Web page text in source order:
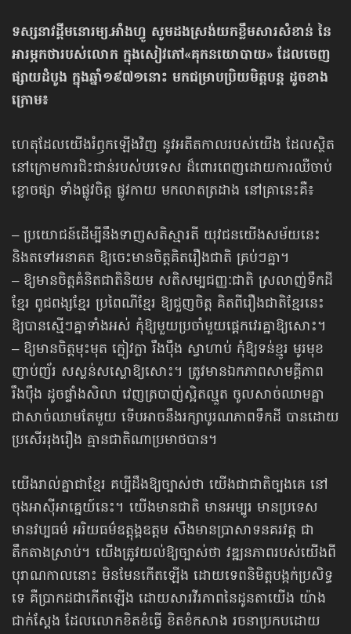
ទស្សនាវដ្ដីមនោរម្យ.អាំងហ្វូ សូមដងស្រង់យកខ្លឹមសារសំខាន់ នៃ
អារម្ភកថារបស់លោក ក្នុងសៀវភៅ«គុកនយោបាយ» ដែលចេញ
ផ្សាយដំបូង ក្នុងឆ្នាំ១៩៧១នោះ មកជម្រាបប្រិយមិត្តបន្ត ដូចខាង
ក្រោម៖
ហេតុដែលយើងរំឭកឡើងវិញ នូវអតីតកាលរបស់យើង ដែលស្ថិត
នៅក្រោមការជិះជាន់របស់បរទេស ដ៏ពោរពេញដោយការឈឺចាប់
ខ្លោចផ្សា ទាំងផ្លូវចិត្ត ផ្លូវកាយ មកលាតត្រដាង នៅគ្រានេះគឺ៖
– ប្រយោជន៍ដើម្បីនឹងទាញសតិស្មារតី យុវជនយើងសម័យនេះ
និងតទៅអនាគត ឱ្យចេះមានចិត្តគិតរឿងជាតិ គ្រប់ៗគ្នា។
– ឱ្យមានចិត្តគំនិតជាតិនិយម សតិសម្បជញ្ញៈជាតិ ស្រលាញ់ទឹកដី
ខ្មែរ ពូជពង្សខ្មែរ ប្រពៃណីខ្មែរ ឱ្យជួញចិត្ត គិតពីរឿងជាតិខ្មែរនេះ
ឱ្យបានស្មើៗគ្នាទាំងអស់ កុំឱ្យមួយប្រចាំមួយផ្តេកវេរគ្នាឱ្យសោះ។
– ឱ្យមានចិត្តមុះមុត ក្លៀវក្លា រឹងប៉ឹង ស្វាហាប់ កុំឱ្យទន់ខ្មូរ មូរមុខ
ញាប់ញ័រ សស្លន់សស្លោឱ្យសោះ។ ត្រូវមានឯកភាពសាមគ្គីភាព
រឹងប៉ឹង ដូចផ្ទាំងសិលា វេញត្របាញ់ស្អិតល្មួត ចូលសាច់ឈាមគ្នា
ជាសាច់ឈាមតែមួយ ទើបអាចនឹងរក្សាបូរណភាពទឹកដី បានដោយ
ប្រសើររុងរឿង គ្មានជាតិណាប្រមាថបាន។
យើងរាល់គ្នាជាខ្មែរ គប្បីដឹងឱ្យច្បាស់ថា យើងជាជាតិច្បងគេ នៅ
ចុងអាស៊ីអាគ្នេយ៍នេះ។ យើងមានជាតិ មានអម្បូរ មានប្រទេស
មានវប្បធម៌ អរិយធម៌ឧត្តុង្គឧត្តម សឹងមានប្រាសាទនគរវត្ត ជា
តឹកតាងស្រាប់។ យើងត្រូវយល់ឱ្យច្បាស់ថា វឌ្ឍនភាពរបស់យើងពី
បុរាណកាលនោះ មិនមែនកើតឡើង ដោយទេពនិមិត្តបង្កក់ប្រសិទ្ធ
ទេ គឺប្រាកដជាកើតឡើង ដោយសារវីរភាពនៃដូនតាយើង យ៉ាង
ជាក់ស្តែង ដែលលោកខិតខំធ្វើ ខិតខំកសាង រចនាប្រកបដោយ